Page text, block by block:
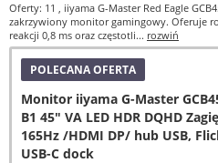
Oferty: 11 , iiyama G-Master Red Eagle
zakrzywiony monitor gamingowy. Oferuje
reakcji 0,8 ms oraz częstotli... rozwiń
POLECANA OFERTA
Monitor iiyama G-Master
B1 45" VA LED HDR DQHD
165Hz /HDMI DP/ hub USB,
USB-C dock